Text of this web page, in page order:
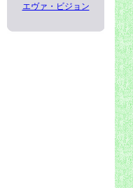
エヴァ・ビジョン